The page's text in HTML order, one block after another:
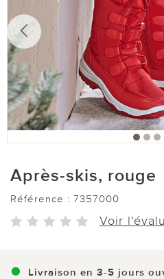
Après-skis, rouge
Référence : 7357000
Voir
Livraison en 3-5 jours